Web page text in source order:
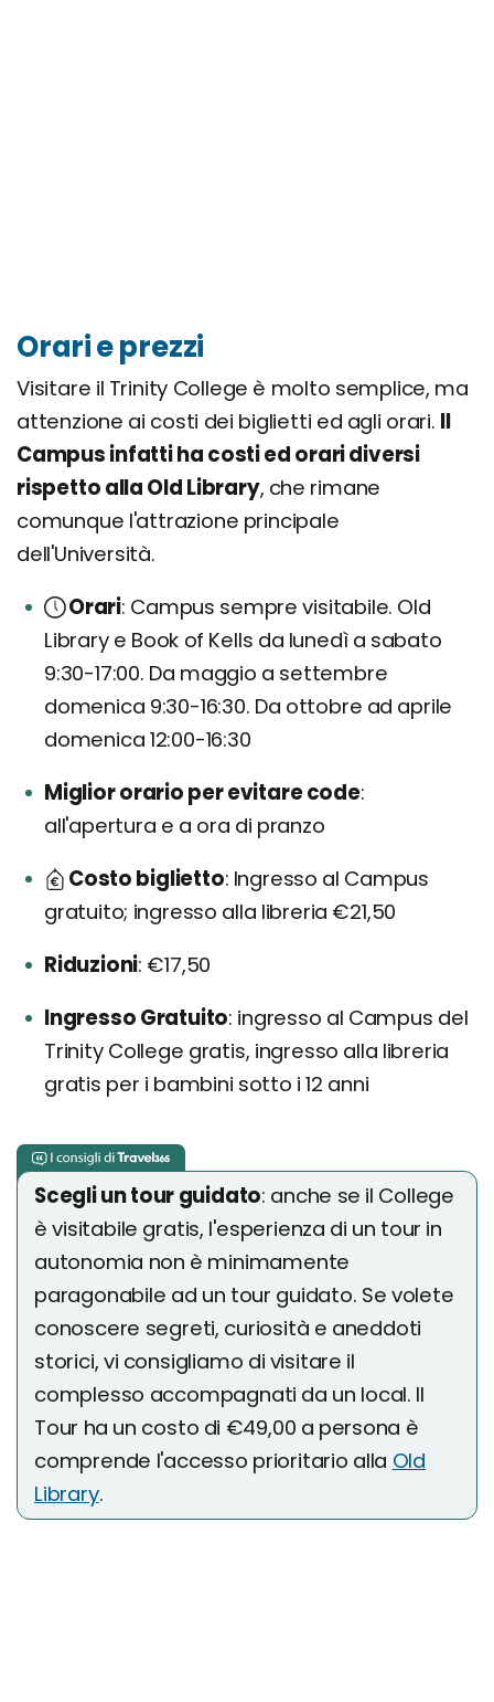
Orari e prezzi
Visitare il Trinity College è molto semplice, ma
attenzione ai costi dei biglietti ed agli orari. Il
Campus infatti ha costi ed orari diversi
rispetto alla Old Library, che rimane
comunque l'attrazione principale
dell'Università.
Orari Campus sempre visitabile. Old
Library e Book of Kells da lunedì a sabato
9:30-17:00. Da maggio a settembre
domenica 9:30-16:30. Da ottobre ad aprile
domenica 12:00-16:30
Miglior orario per evitare code
all'apertura e a ora di pranzo
Costo biglietto Ingresso al Campus
gratuito; ingresso alla libreria €21,50
Riduzioni €17,50
Ingresso Gratuito ingresso al Campus del
Trinity College gratis, ingresso alla libreria
gratis per i bambini sotto i 12 anni
Scegli un tour guidato: anche se il College
è visitabile gratis, l'esperienza di un tour in
autonomia non è minimamente
paragonabile ad un tour guidato. Se volete
conoscere segreti, curiosità e aneddoti
storici, vi consigliamo di visitare il
complesso accompagnati da un local. Il
Tour ha un costo di €49,00 a persona è
comprende l'accesso prioritario alla Old
Library.